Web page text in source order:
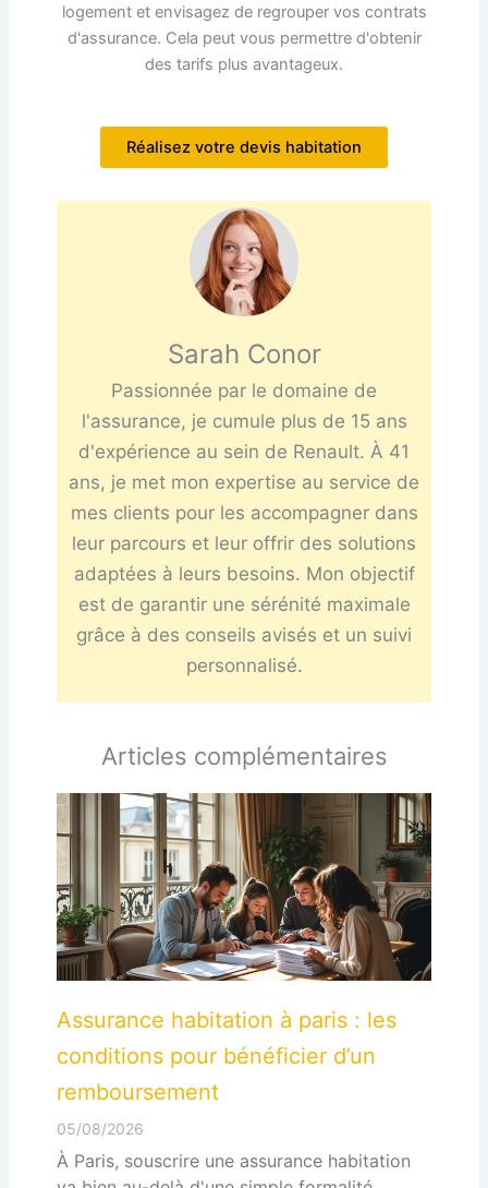
logement et envisagez de regrouper vos contrats
d'assurance. Cela peut vous permettre d'obtenir
des tarifs plus avantageux.
Réalisez votre devis habitation
Sarah Conor
Passionnée par le domaine de
l'assurance, je cumule plus de 15 ans
d'expérience au sein de Renault. À 41
ans, je met mon expertise au service de
mes clients pour les accompagner dans
leur parcours et leur offrir des solutions
adaptées à leurs besoins. Mon objectif
est de garantir une sérénité maximale
grâce à des conseils avisés et un suivi
personnalisé.
Articles complémentaires
Assurance habitation à paris : les
conditions pour bénéficier d’un
remboursement
05/08/2026
À Paris, souscrire une assurance habitation